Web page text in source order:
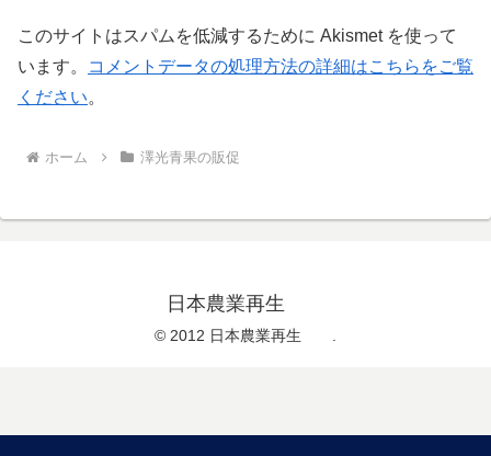
このサイトはスパムを低減するために Akismet を使って
います。
コメントデータの処理方法の詳細はこちらをご覧
ください。
ホーム 澤光青果の販促
日本農業再生
© 2012 日本農業再生 .